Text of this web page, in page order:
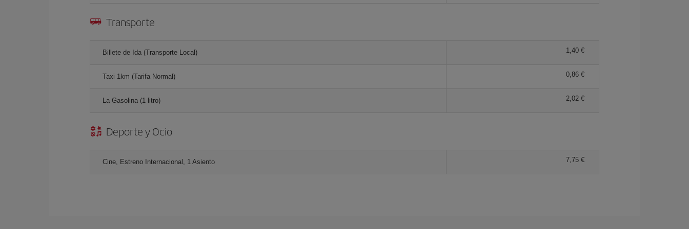
Transporte
Billete de Ida (Transporte Local) 1,40 €
Taxi 1km (Tarifa Normal) 0,86 €
La Gasolina (1 litro) 2,02 €
Deporte y Ocio
Cine, Estreno Internacional, 1 Asiento 7,75 €